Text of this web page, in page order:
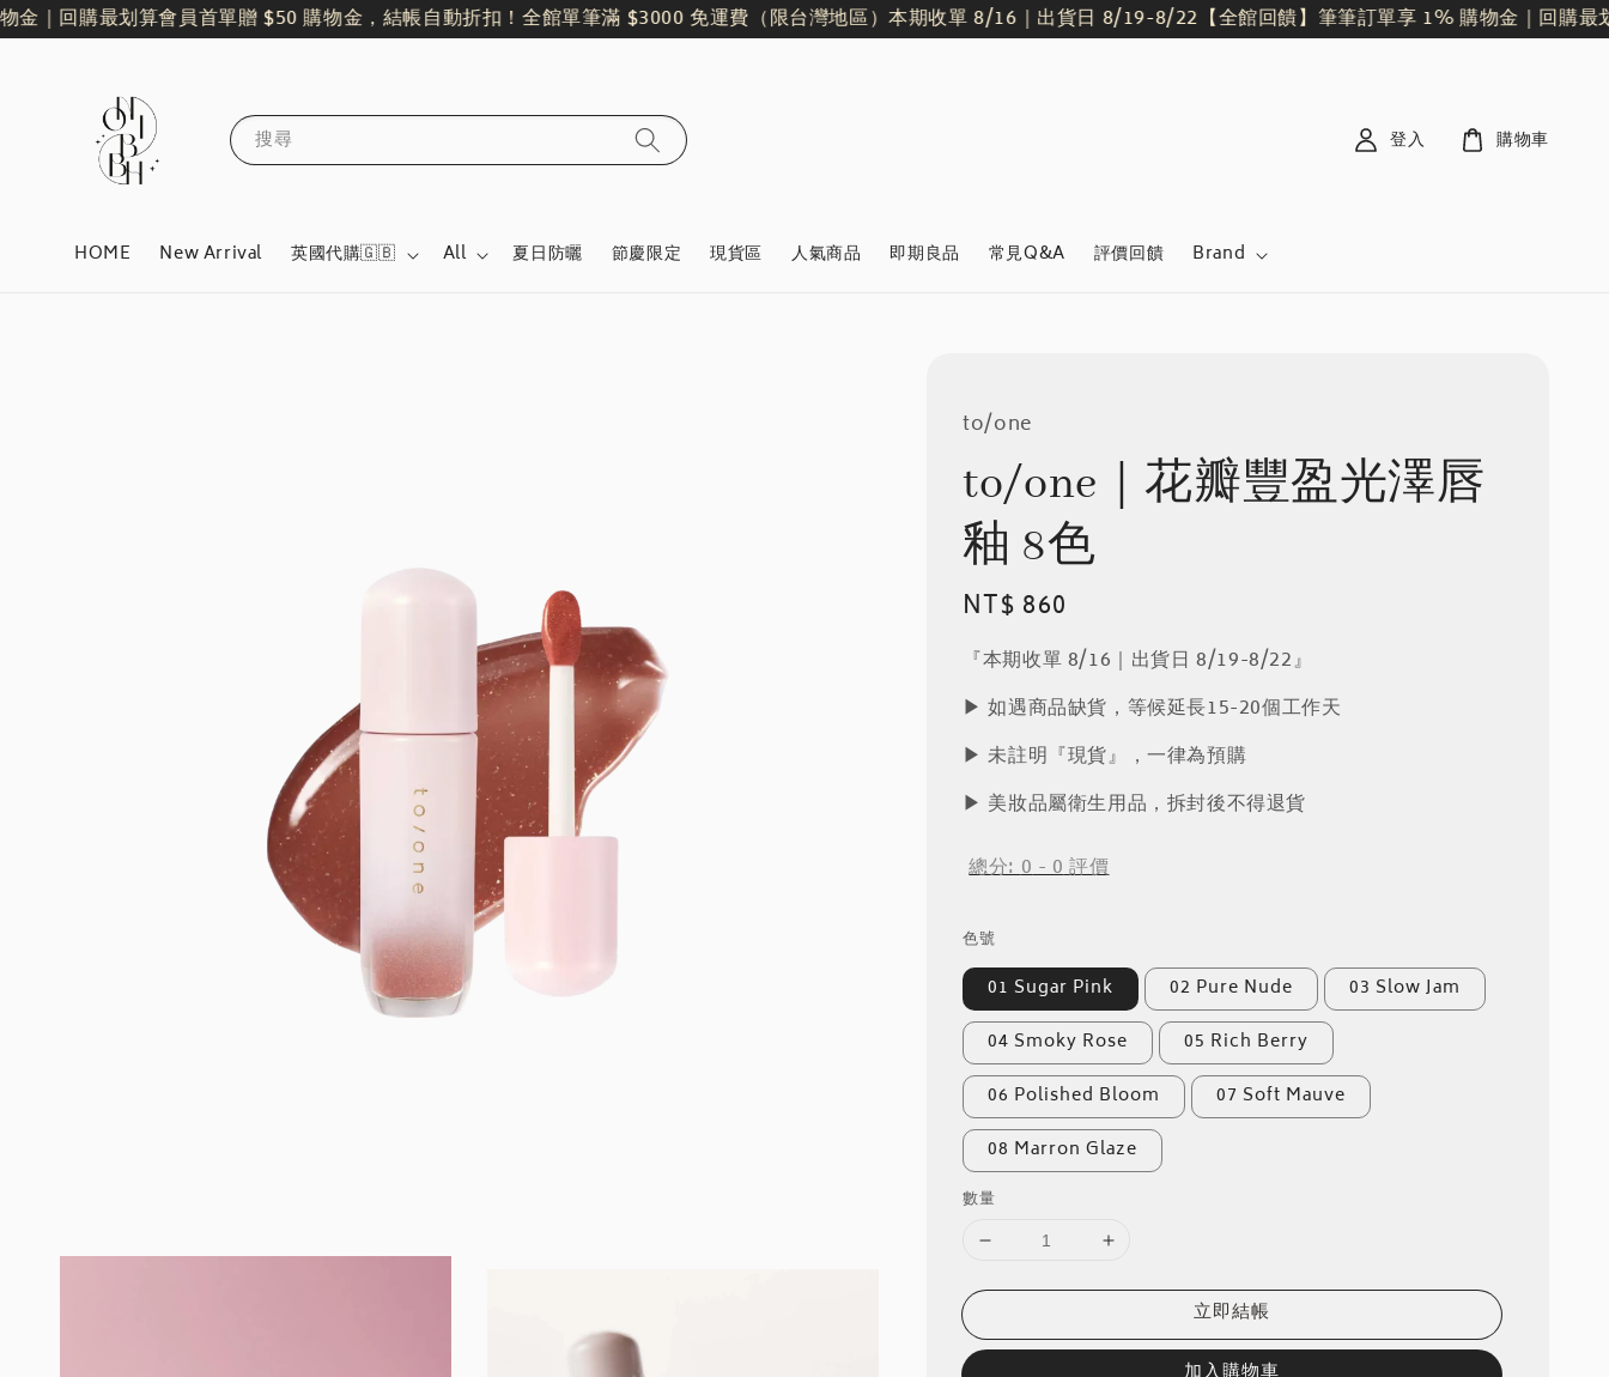
回購最划算會員首單贈 $50 購物金，結帳自動折扣！全館單筆滿 $3000 免運費（限台灣地區）本期收單 8/16｜出貨日 8/19-8/22【全館回饋】筆筆訂單享 1% 購物金｜回購最划算
搜尋
HOME New Arrival 英國代購🇬🇧 All 夏日防曬 節慶限定 現貨區 人氣商品 即期良品 常見Q&A 評價回饋 Brand
登入 購物車
to/one
to/one｜花瓣豐盈光澤唇
釉 8色
Regular
price
NT$ 860
『本期收單 8/16｜出貨日 8/19-8/22』
▶︎ 如遇商品缺貨，等候延長15-20個工作天
▶︎ 未註明『現貨』，一律為預購
▶︎ 美妝品屬衛生用品，拆封後不得退貨
總分:0-0評價
色號
01 Sugar Pink 02 Pure Nude
03 Slow Jam
04 Smoky Rose
05 Rich Berry
06 Polished Bloom
07 Soft Mauve
08 Marron Glaze
數量
立即結帳